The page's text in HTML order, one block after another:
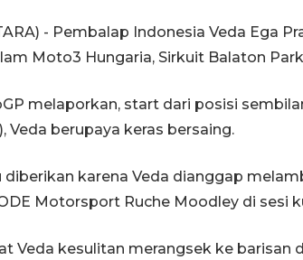
- Pembalap Indonesia Veda Ega
Moto3 Hungaria, Sirkuit Balaton
melaporkan, start dari posisi
Veda berupaya keras bersaing.
diberikan karena Veda dianggap
Motorsport Ruche Moodley di sesi
Veda kesulitan merangsek ke barisan